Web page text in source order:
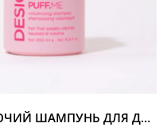
ЗВОЛОЖУЮЧИЙ ШАМПУНЬ ДЛЯ ДОДАННЯ ОБ'ЄМУ PUFF.ME